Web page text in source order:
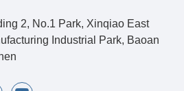
2, No.1 Park, Xinqiao East
Industrial Park, Baoan